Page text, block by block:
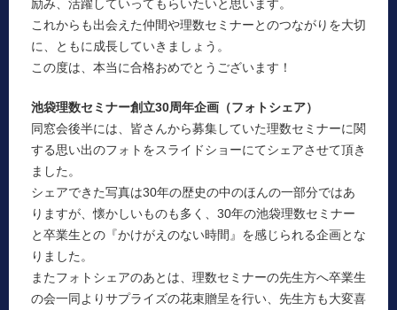
励み、活躍していってもらいたいと思います。
これからも出会えた仲間や理数セミナーとのつながりを大切
に、ともに成長していきましょう。
この度は、本当に合格おめでとうございます！
池袋理数セミナー創立30周年企画（フォトシェア）
同窓会後半には、皆さんから募集していた理数セミナーに関
する思い出のフォトをスライドショーにてシェアさせて頂き
ました。
シェアできた写真は30年の歴史の中のほんの一部分ではあ
りますが、懐かしいものも多く、30年の池袋理数セミナー
と卒業生との『かけがえのない時間』を感じられる企画とな
りました。
またフォトシェアのあとは、理数セミナーの先生方へ卒業生
の会一同よりサプライズの花束贈呈を行い、先生方も大変喜